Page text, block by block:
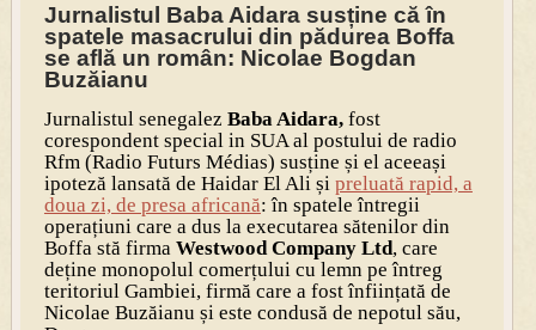
Jurnalistul Baba Aidara susține că în
spatele masacrului din pădurea Boffa
se află un român: Nicolae Bogdan
Buzăianu
Jurnalistul senegalez Baba Aidara, fost
corespondent special in SUA al postului de radio
Rfm (Radio Futurs Médias) susține și el aceeași
ipoteză lansată de Haidar El Ali și preluată rapid, a
doua zi, de presa africană: în spatele întregii
operațiuni care a dus la executarea sătenilor din
Boffa stă firma Westwood Company Ltd, care
deține monopolul comerțului cu lemn pe întreg
teritoriul Gambiei, firmă care a fost înființată de
Nicolae Buzăianu și este condusă de nepotul său,